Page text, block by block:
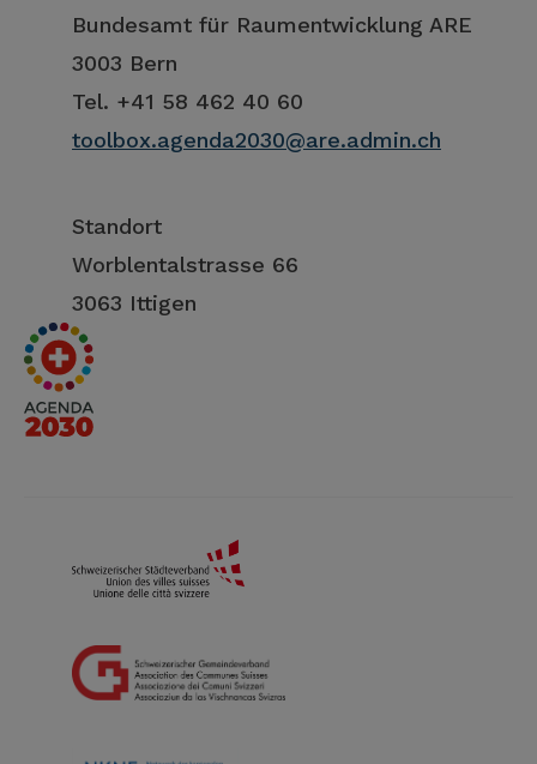
Bundesamt für Raumentwicklung ARE
3003 Bern
Tel. +41 58 462 40 60
toolbox.agenda2030@are.admin.ch
Standort
Worblentalstrasse 66
3063 Ittigen